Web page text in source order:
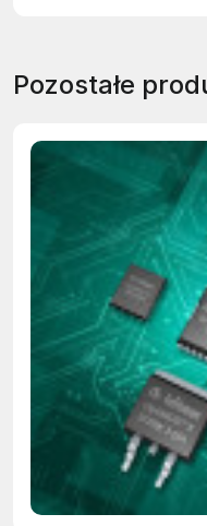
Pozostałe